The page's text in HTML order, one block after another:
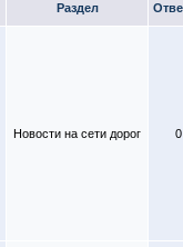
Раздел
Новости на сети дорог 0